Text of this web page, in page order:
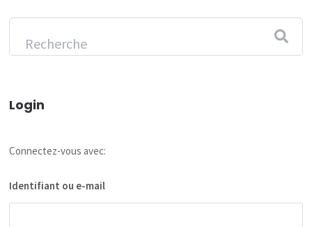
Login
Connectez-vous avec:
Identifiant ou e-mail